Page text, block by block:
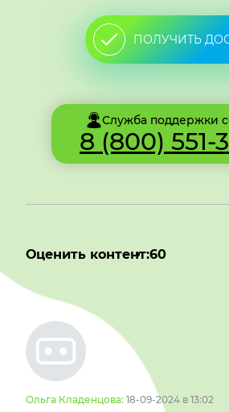
ПОЛУЧИТЬ
Служба поддержки
8 (800) 551-
Оценить контент:60
Ольга Кладенцова: 18-09-2024 в 13:02